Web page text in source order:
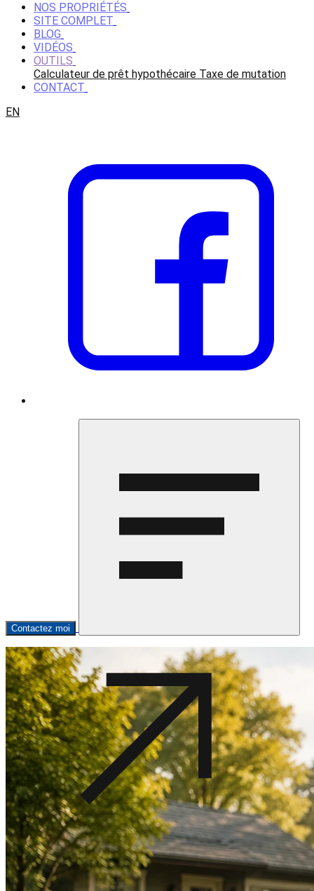
NOS PROPRIÉTÉS
SITE COMPLET
BLOG
VIDÉOS
OUTILS
Calculateur de prêt hypothécaire Taxe de mutation
CONTACT
EN
Contactez moi